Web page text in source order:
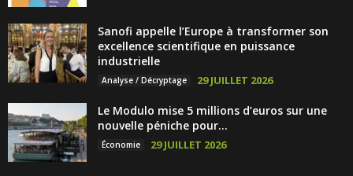
Sanofi appelle l’Europe à transformer son
excellence scientifique en puissance
industrielle
Analyse / Décryptage 29 JUILLET 2026
Le Modulo mise 5 millions d’euros sur une
nouvelle péniche pour...
Économie 29 JUILLET 2026